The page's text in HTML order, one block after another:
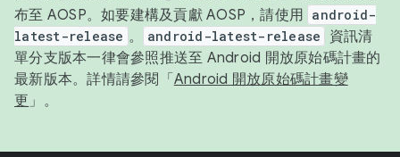
布至 AOSP。如要建構及貢獻 AOSP，請使用 android-
latest-release 。 android-latest-release
資訊清
單分支版本一律會參照推送至 Android 開放原始碼計畫的
最新版本。詳情請參閱「 Android 開放原始碼計畫變
更 」。